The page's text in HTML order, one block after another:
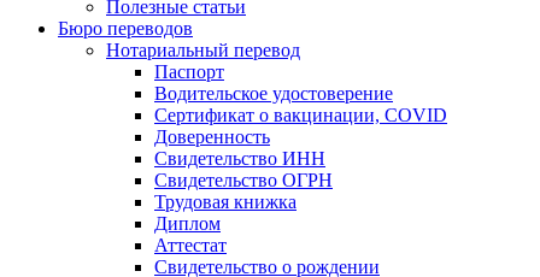
Полезные статьи
Бюро переводов
Нотариальный перевод
Паспорт
Водительское удостоверение
Сертификат о вакцинации, COVID
Доверенность
Свидетельство ИНН
Свидетельство ОГРН
Трудовая книжка
Диплом
Аттестат
Свидетельство о рождении